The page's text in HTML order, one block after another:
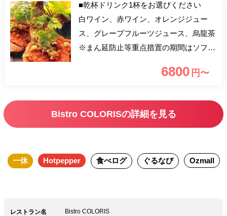
■乾杯ドリンク1杯をお選びください
白ワイン、赤ワイン、オレンジジュー
ス、グレープフルーツジュース、烏龍茶
※まん延防止等重点措置の期間はソフト
プラン】 旬な食材を使用したシェフの
肉料理、自家製パン、デザート盛り合わ
や結婚記念日などの記念日、結納や顔合
6800 円〜
Bistro COLORISの詳細を見る
一休 Hotpepper 食べログ ぐるなび Ozmall
レストラン名
Bistro COLORIS